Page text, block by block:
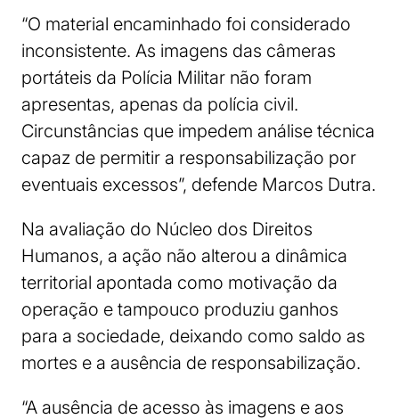
“O material encaminhado foi considerado
inconsistente. As imagens das câmeras
portáteis da Polícia Militar não foram
apresentas, apenas da polícia civil.
Circunstâncias que impedem análise técnica
capaz de permitir a responsabilização por
eventuais excessos”, defende Marcos Dutra.
Na avaliação do Núcleo dos Direitos
Humanos, a ação não alterou a dinâmica
territorial apontada como motivação da
operação e tampouco produziu ganhos
para a sociedade, deixando como saldo as
mortes e a ausência de responsabilização.
“A ausência de acesso às imagens e aos